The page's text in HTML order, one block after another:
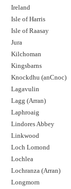
Ireland
Isle of Harris
Isle of Raasay
Jura
Kilchoman
Kingsbarns
Knockdhu (anCnoc)
Lagavulin
Lagg (Arran)
Laphroaig
Lindores Abbey
Linkwood
Loch Lomond
Lochlea
Lochranza (Arran)
Longmorn